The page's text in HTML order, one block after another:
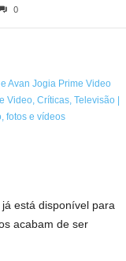
0
está disponível para
acabam de ser